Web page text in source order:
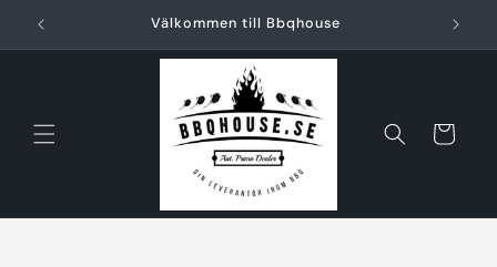
vidare
till
innehåll
Välkommen till Bbqhouse
Varukorg